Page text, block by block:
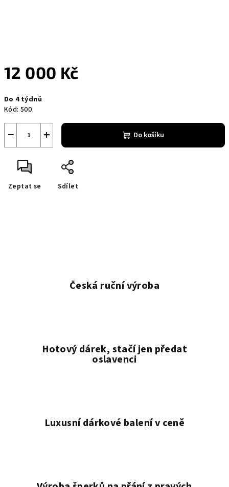
12 000 Kč
cena:
Do 4 týdnů
Kód: 500
+
− Do košíku
Zeptat se Sdílet
Česká ruční výroba
Hotový dárek, stačí jen předat
oslavenci
Luxusní dárkové balení v ceně